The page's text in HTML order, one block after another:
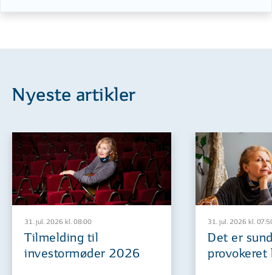
Nyeste artikler
31. jul. 2026 kl. 08:00
Tilmelding til
investormøder 2026
31. jul. 2026 kl.
Det er
provokeret